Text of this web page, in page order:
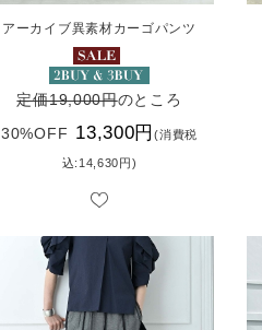
アーカイブ異素材カーゴパンツ
定価19,000円のところ
30%OFF 13,300円(消費税
込:14,630円)